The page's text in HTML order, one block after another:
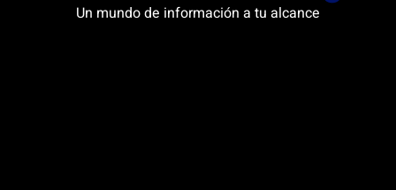
Un mundo de información a tu alcance